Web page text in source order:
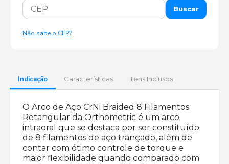
Buscar
Não sabe o CEP?
Indicação Características Itens Inclusos
O Arco de Aço CrNi Braided 8 Filamentos
Retangular da Orthometric é um arco
intraoral que se destaca por ser constituído
de 8 filamentos de aço trançado, além de
contar com ótimo controle de torque e
maior flexibilidade quando comparado com